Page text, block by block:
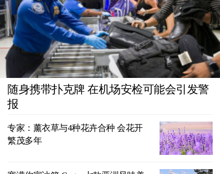
随身携带扑克牌 在机场安检可能会引发警
报
专家：薰衣草与4种花卉合种 会花开
繁茂多年